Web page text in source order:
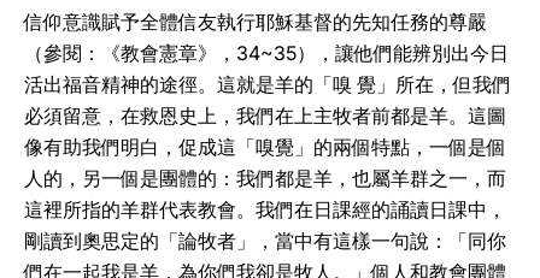
信仰意識賦予全體信友執行耶穌基督的先知任務的尊嚴
（參閱：《教會憲章》，34~35），讓他們能辨別出今日
活出福音精神的途徑。這就是羊的「嗅 覺」所在，但我們
必須留意，在救恩史上，我們在上主牧者前都是羊。這圖
像有助我們明白，促成這「嗅覺」的兩個特點，一個是個
人的，另一個是團體的：我們都是羊，也屬羊群之一，而
這裡所指的羊群代表教會。我們在日課經的誦讀日課中，
剛讀到奧思定的「論牧者」，當中有這樣一句說：「同你
們在一起我是羊，為你們我卻是牧人。」個人和教會團體